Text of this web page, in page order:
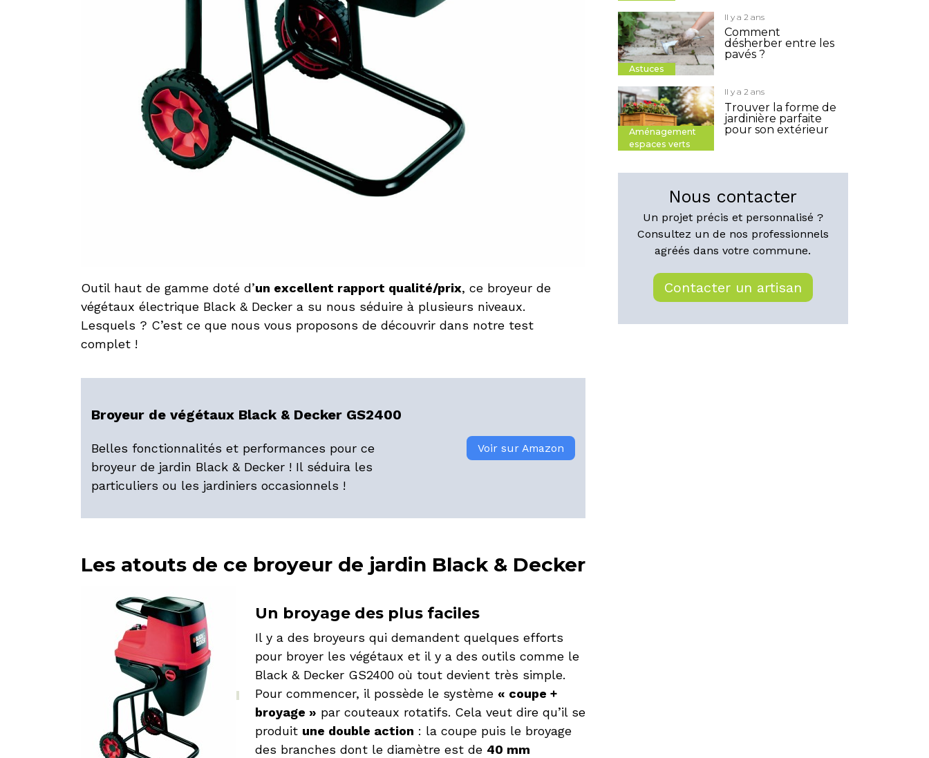
Outil haut de gamme doté d’un excellent rapport qualité/prix, ce broyeur de
végétaux électrique Black & Decker a su nous séduire à plusieurs niveaux.
Lesquels ? C’est ce que nous vous proposons de découvrir dans notre test
complet !
Broyeur de végétaux Black & Decker GS2400
Belles fonctionnalités et performances pour ce
broyeur de jardin Black & Decker ! Il séduira les
particuliers ou les jardiniers occasionnels !
Voir sur Amazon
Les atouts de ce broyeur de jardin Black & Decker
Un broyage des plus faciles
Il y a des broyeurs qui demandent quelques efforts
pour broyer les végétaux et il y a des outils comme le
Black & Decker GS2400 où tout devient très simple.
Pour commencer, il possède le système « coupe +
broyage » par couteaux rotatifs. Cela veut dire qu’il se
produit une double action : la coupe puis le broyage
des branches dont le diamètre est de 40 mm
Astuces
Il y a 2 ans
Comment
désherber entre les
pavés ?
Aménagement
espaces verts
Il y a 2 ans
Trouver la forme de
jardinière parfaite
pour son extérieur
Nous contacter
Un projet précis et personnalisé ?
Consultez un de nos professionnels
agréés dans votre commune.
Contacter un artisan